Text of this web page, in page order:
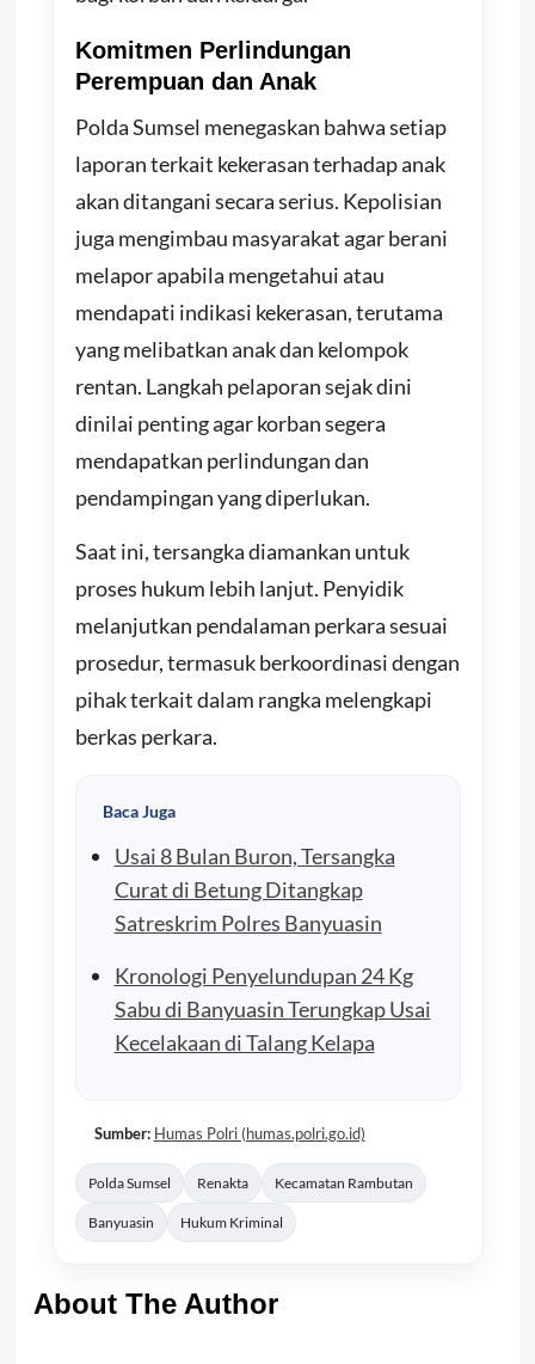
Komitmen Perlindungan
Perempuan dan Anak
Polda Sumsel menegaskan bahwa setiap
laporan terkait kekerasan terhadap anak
akan ditangani secara serius. Kepolisian
juga mengimbau masyarakat agar berani
melapor apabila mengetahui atau
mendapati indikasi kekerasan, terutama
yang melibatkan anak dan kelompok
rentan. Langkah pelaporan sejak dini
dinilai penting agar korban segera
mendapatkan perlindungan dan
pendampingan yang diperlukan.
Saat ini, tersangka diamankan untuk
proses hukum lebih lanjut. Penyidik
melanjutkan pendalaman perkara sesuai
prosedur, termasuk berkoordinasi dengan
pihak terkait dalam rangka melengkapi
berkas perkara.
Baca Juga
Usai 8 Bulan Buron, Tersangka
Curat di Betung Ditangkap
Satreskrim Polres Banyuasin
Kronologi Penyelundupan 24 Kg
Sabu di Banyuasin Terungkap Usai
Kecelakaan di Talang Kelapa
Sumber: Humas Polri (humas.polri.go.id)
Polda Sumsel Renakta Kecamatan Rambutan
Banyuasin Hukum Kriminal
About The Author